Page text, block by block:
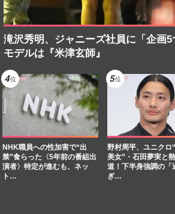
滝沢秀明、ジャニーズ社員に「企画
モデルは『米津玄師』
NHK職員への性加害で“出
禁”食らった〈5年前の番組出
演者〉特定が進むも、ネッ
ト…
野村周平、ユニクロ
美女”・石田夢実と
道！下半身強調の「
ぎ…